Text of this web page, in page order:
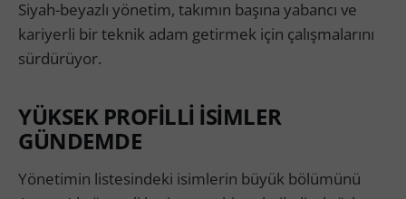
Siyah-beyazlı yönetim, takımın başına yabancı ve
kariyerli bir teknik adam getirmek için çalışmalarını
sürdürüyor.
YÜKSEK PROFİLLİ İSİMLER
GÜNDEMDE
Yönetimin listesindeki isimlerin büyük bölümünü